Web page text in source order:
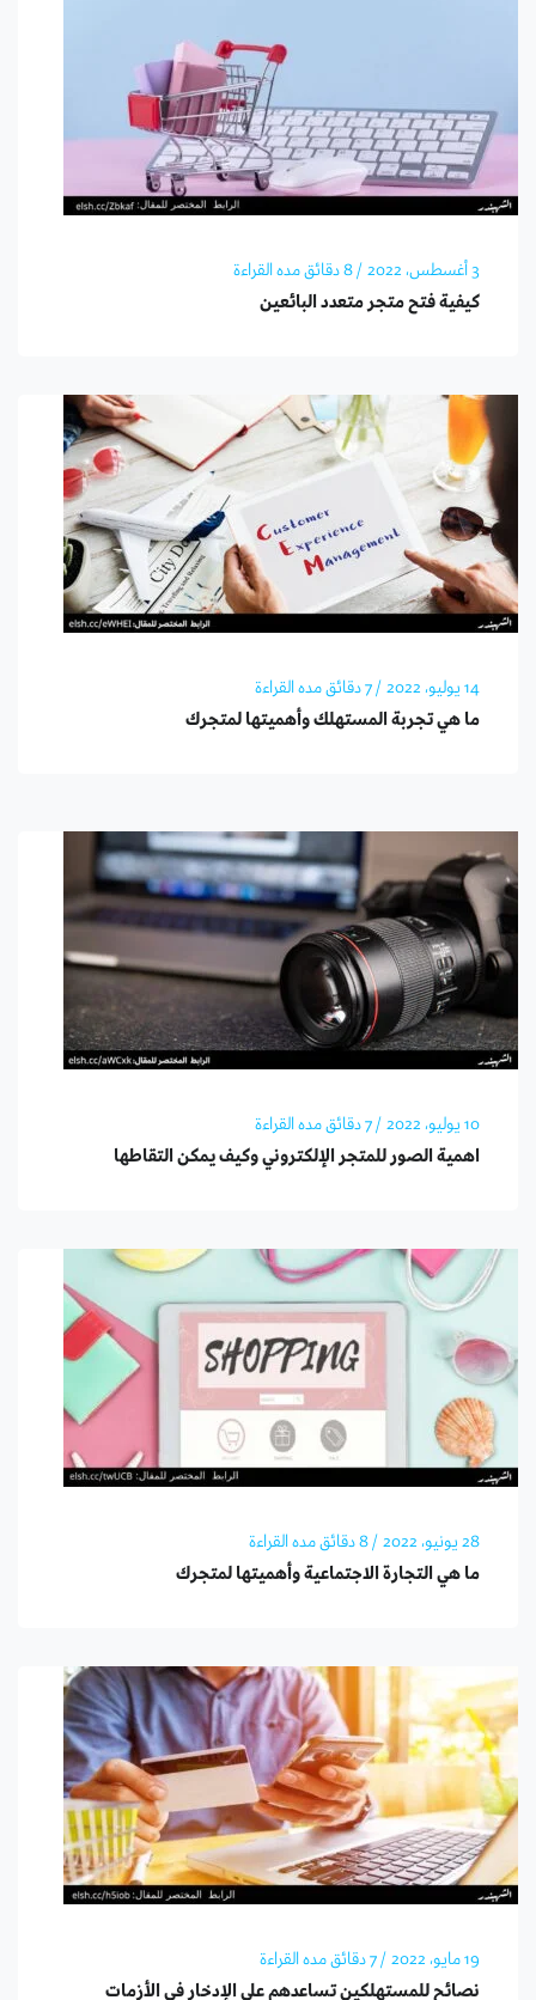
3 أغسطس، 2022 / 8 دقائق مده القراءة
كيفية فتح متجر متعدد البائعين
14 يوليو، 2022 / 7 دقائق مده القراءة
ما هي تجربة المستهلك وأهميتها لمتجرك
10 يوليو، 2022 / 7 دقائق مده القراءة
اهمية الصور للمتجر الإلكتروني وكيف يمكن التقاطها
28 يونيو، 2022 / 8 دقائق مده القراءة
ما هي التجارة الاجتماعية وأهميتها لمتجرك
19 مايو، 2022 / 7 دقائق مده القراءة
نصائح للمستهلكين تساعدهم على الإدخار في الأزمات